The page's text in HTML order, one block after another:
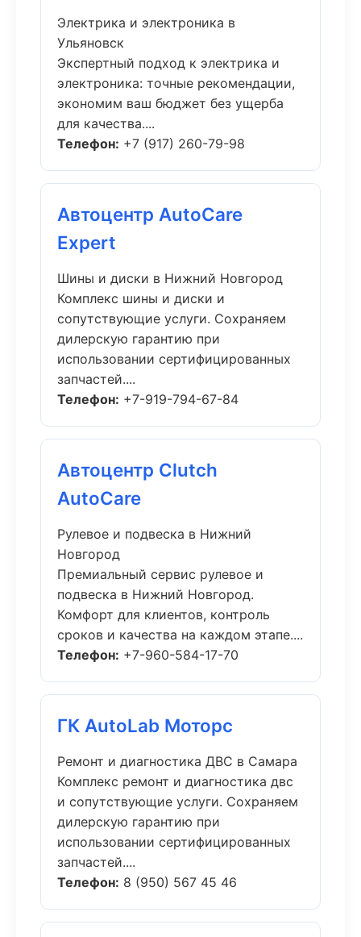
Электрика и электроника в
Ульяновск
Экспертный подход к электрика и
электроника: точные рекомендации,
экономим ваш бюджет без ущерба
для качества....
Телефон: +7 (917) 260-79-98
Автоцентр AutoCare
Expert
Шины и диски в Нижний Новгород
Комплекс шины и диски и
сопутствующие услуги. Сохраняем
дилерскую гарантию при
использовании сертифицированных
запчастей....
Телефон: +7-919-794-67-84
Автоцентр Clutch
AutoCare
Рулевое и подвеска в Нижний
Новгород
Премиальный сервис рулевое и
подвеска в Нижний Новгород.
Комфорт для клиентов, контроль
сроков и качества на каждом этапе....
Телефон: +7-960-584-17-70
ГК AutoLab Моторс
Ремонт и диагностика ДВС в Самара
Комплекс ремонт и диагностика двс
и сопутствующие услуги. Сохраняем
дилерскую гарантию при
использовании сертифицированных
запчастей....
Телефон: 8 (950) 567 45 46